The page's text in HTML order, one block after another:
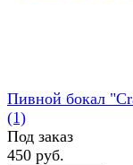
Пивной бокал
(1)
Под заказ
450 руб.